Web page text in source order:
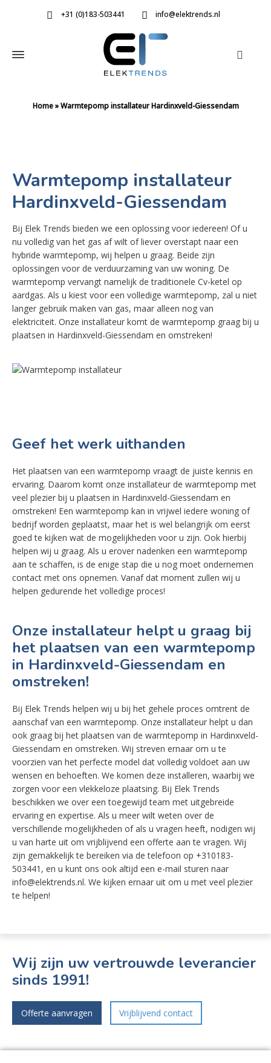
+31 (0)183-503441 info@elektrends.nl
Home»Warmtepomp installateur Hardinxveld-Giessendam
Warmtepomp installateur
Hardinxveld-Giessendam
Bij Elek Trends bieden we een oplossing voor iedereen! Of u
nu volledig van het gas af wilt of liever overstapt naar een
hybride warmtepomp, wij helpen u graag. Beide zijn
oplossingen voor de verduurzaming van uw woning. De
warmtepomp vervangt namelijk de traditionele Cv-ketel op
aardgas. Als u kiest voor een volledige warmtepomp, zal u niet
langer gebruik maken van gas, maar alleen nog van
elektriciteit. Onze installateur komt de warmtepomp graag bij u
plaatsen in Hardinxveld-Giessendam en omstreken!
Geef het werk uithanden
Het plaatsen van een warmtepomp vraagt de juiste kennis en
ervaring. Daarom komt onze installateur de warmtepomp met
veel plezier bij u plaatsen in Hardinxveld-Giessendam en
omstreken! Een warmtepomp kan in vrijwel iedere woning of
bedrijf worden geplaatst, maar het is wel belangrijk om eerst
goed te kijken wat de mogelijkheden voor u zijn. Ook hierbij
helpen wij u graag. Als u erover nadenken een warmtepomp
aan te schaffen, is de enige stap die u nog moet ondernemen
contact met ons opnemen. Vanaf dat moment zullen wij u
helpen gedurende het volledige proces!
Onze installateur helpt u graag bij
het plaatsen van een warmtepomp
in Hardinxveld-Giessendam en
omstreken!
Bij Elek Trends helpen wij u bij het gehele proces omtrent de
aanschaf van een warmtepomp. Onze installateur helpt u dan
ook graag bij het plaatsen van de warmtepomp in Hardinxveld-
Giessendam en omstreken. Wij streven ernaar om u te
voorzien van het perfecte model dat volledig voldoet aan uw
wensen en behoeften. We komen deze installeren, waarbij we
zorgen voor een vlekkeloze plaatsing. Bij Elek Trends
beschikken we over een toegewijd team met uitgebreide
ervaring en expertise. Als u meer wilt weten over de
verschillende mogelijkheden of als u vragen heeft, nodigen wij
u van harte uit om vrijblijvend een offerte aan te vragen. Wij
zijn gemakkelijk te bereiken via de telefoon op +310183-
503441, en u kunt ons ook altijd een e-mail sturen naar
info@elektrends.nl. We kijken ernaar uit om u met veel plezier
te helpen!
Wij zijn uw vertrouwde leverancier
sinds 1991!
Offerte aanvragen Vrijblijvend contact